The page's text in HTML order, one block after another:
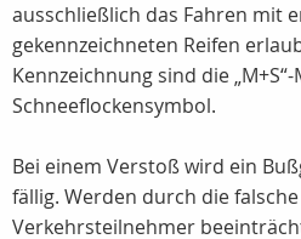
ausschließlich das Fahren mit
gekennzeichneten Reifen
Kennzeichnung sind die
Schneeflockensymbol.
Bei einem Verstoß wird ein
fällig. Werden durch die
Verkehrsteilnehmer